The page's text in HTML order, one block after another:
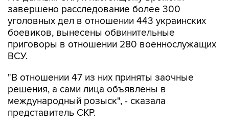
завершено расследование более 300
уголовных дел в отношении 443 украинских
боевиков, вынесены обвинительные
приговоры в отношении 280 военнослужащих
ВСУ.
"В отношении 47 из них приняты заочные
решения, а сами лица объявлены в
международный розыск", - сказала
представитель СКР.